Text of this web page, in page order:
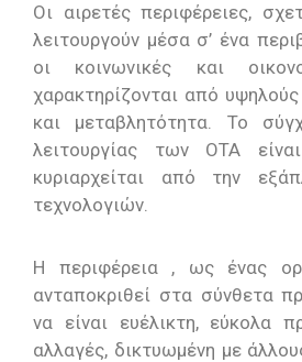
Οι αιρετές περιφέρειες,
λειτουργούν μέσα σ’ ένα
οι κοινωνικές και
χαρακτηρίζονται από
και μεταβλητότητα. Το
λειτουργίας των ΟΤΑ
κυριαρχείται από την
τεχνολογιών.
Η περιφέρεια , ως ένας
ανταποκριθεί στα σύνθετα
να είναι ευέλικτη, εύκολα
αλλαγές, δικτυωμένη με